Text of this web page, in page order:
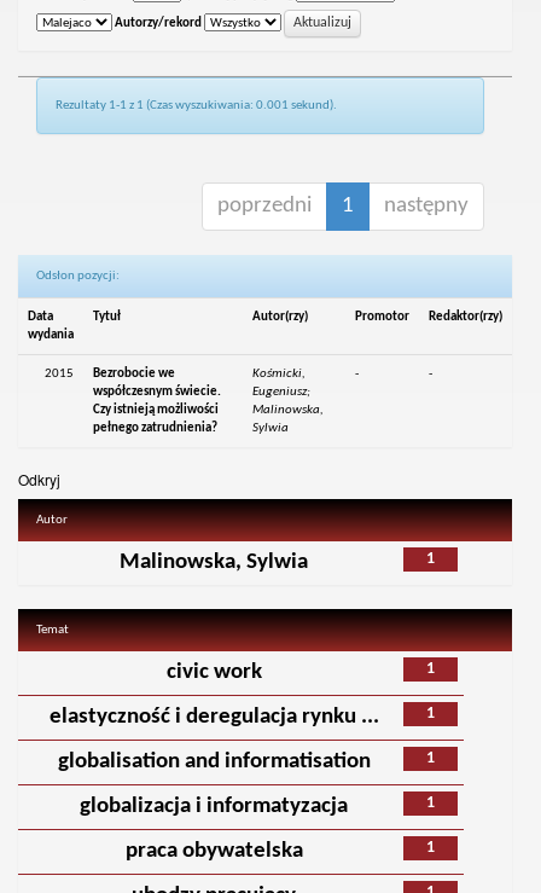
Autorzy/rekord
Rezultaty 1-1 z 1 (Czas wyszukiwania: 0.001 sekund).
poprzedni 1 następny
Odsłon pozycji:
Data
wydania
Tytuł Autor(rzy) Promotor Redaktor(rzy)
2015
Bezrobocie we
współczesnym świecie.
Czy istnieją możliwości
pełnego zatrudnienia?
Kośmicki,
Eugeniusz;
Malinowska,
Sylwia
- -
Odkryj
Autor
1
Malinowska, Sylwia
Temat
1
civic work
1
elastyczność i deregulacja rynku ...
1
globalisation and informatisation
1
globalizacja i informatyzacja
1
praca obywatelska